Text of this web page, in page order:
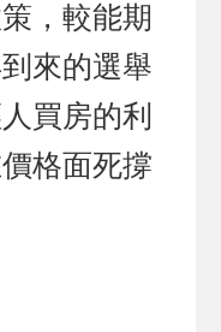
，較能期
來的選舉
買房的利
格面死撐